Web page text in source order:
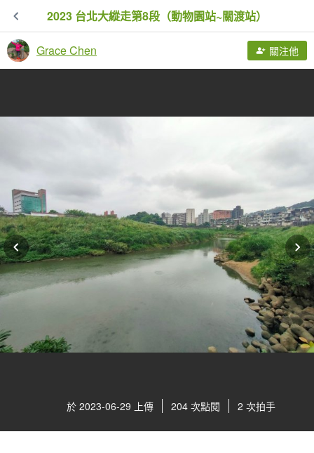
2023 台北大縱走第8段（動物園站~關渡站）
Grace Chen 關注他
於 2023-06-29 上傳 204 次點閱 2 次拍手